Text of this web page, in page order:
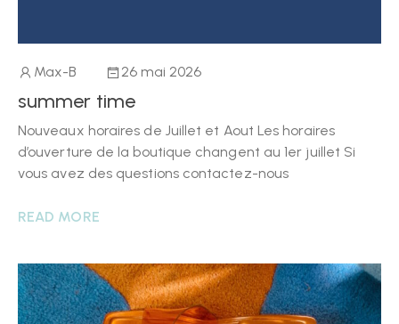
Max-B 26 mai 2026
summer time
Nouveaux horaires de Juillet et Aout Les horaires
d’ouverture de la boutique changent au 1er juillet Si
vous avez des questions contactez-nous
READ MORE